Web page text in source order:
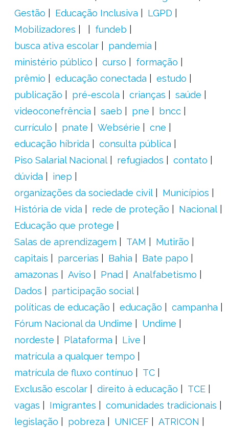
Gestão
Educação Inclusiva
LGPD
Mobilizadores
fundeb
busca ativa escolar
pandemia
ministério público
curso
formação
prêmio
educação conectada
estudo
publicação
pré-escola crianças
saúde
videoconefrência
saeb pne
bncc
currículo
pnate Websérie
cne
educação híbrida
consulta pública
Piso Salarial Nacional
refugiados
contato
dúvida
inep
organizações da sociedade civil
Municípios
História de vida
rede de proteção
Nacional
Educação que protege
Salas de aprendizagem
TAM
Mutirão
capitais
parcerias Bahia
Bate papo
amazonas
Aviso Pnad
Analfabetismo
Dados
participação social
políticas de educação
educação
campanha
Fórum Nacional da Undime
Undime
nordeste
Plataforma
Live
matrícula a qualquer tempo
matrícula de fluxo contínuo
TC
Exclusão escolar
direito à educação
TCE
vagas
Imigrantes
comunidades tradicionais
legislação
pobreza UNICEF
ATRICON